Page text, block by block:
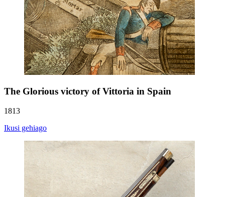
The Glorious victory of Vittoria in Spain
1813
Ikusi gehiago